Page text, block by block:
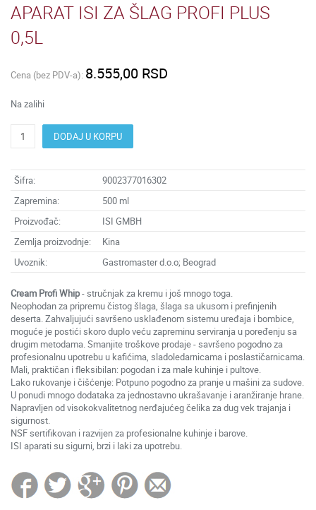
APARAT ISI ZA ŠLAG PROFI PLUS
0,5L
Cena (bez PDV-a): 8.555,00 RSD
Na zalihi
DODAJ U KORPU
Šifra:
9002377016302
Zapremina:
500 ml
Proizvođač:
ISI GMBH
Zemlja proizvodnje:
Kina
Uvoznik:
Gastromaster d.o.o; Beograd
Cream Profi Whip- stručnjak za kremu i još mnogo toga.
Neophodan za pripremu čistog šlaga, šlaga sa ukusom i prefinjenih
deserta. Zahvaljujući savršeno usklađenom sistemu uređaja i bombice,
moguće je postići skoro duplo veću zapreminu serviranja u poređenju sa
drugim metodama. Smanjite troškove prodaje - savršeno pogodno za
profesionalnu upotrebu u kafićima, sladoledarnicama i poslastičarnicama.
Mali, praktičan i fleksibilan: pogodan i za male kuhinje i pultove.
Lako rukovanje i čišćenje: Potpuno pogodno za pranje u mašini za sudove.
U ponudi mnogo dodataka za jednostavno ukrašavanje i aranžiranje hrane.
Napravljen od visokokvalitetnog nerđajućeg čelika za dug vek trajanja i
sigurnost.
NSF sertifikovan i razvijen za profesionalne kuhinje i barove.
ISI aparati su sigurni, brzi i laki za upotrebu.